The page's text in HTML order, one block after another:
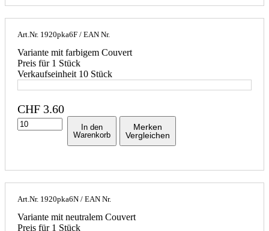
Art.Nr. 1920pka6F / EAN Nr.
Variante mit farbigem Couvert
Preis für 1 Stück
Verkaufseinheit 10 Stück
CHF 3.60
In den
Warenkorb
Merken
Vergleichen
Art.Nr. 1920pka6N / EAN Nr.
Variante mit neutralem Couvert
Preis für 1 Stück